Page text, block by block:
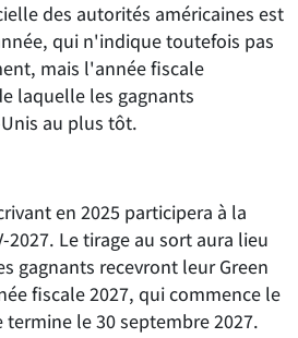
des autorités américaines est
qui n'indique toutefois pas
mais l'année fiscale
laquelle les gagnants
au plus tôt.
en 2025 participera à la
2027. Le tirage au sort aura lieu
gagnants recevront leur Green
fiscale 2027, qui commence le
termine le 30 septembre 2027.